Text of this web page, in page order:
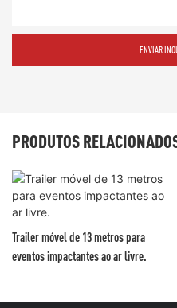
ENVIAR
PRODUTOS
Trailer móvel de 13 metros para
eventos impactantes ao ar livre.